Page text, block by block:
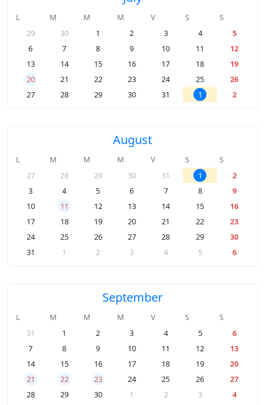
L M M M V S
S
29
30 1 2 3 4
5
6
7 8 9 10 11
12
13
14 15 16 17 18
19
20
21 22 23 24 25
26
27
28 29 30 31 1 2
August
L M M M V S
S
27
28 29 30 31 1
2
3
4 5 6 7 8
9
10
11 12 13 14 15
16
17
18 19 20 21 22
23
24
25 26 27 28 29
30
31
1 2 3 4 5 6
September
L M M M V S
S
31
1 2 3 4 5
6
7
8 9 10 11 12
13
14
15 16 17 18 19
20
21
22 23 24 25 26
27
28
29 30 1 2 3 4